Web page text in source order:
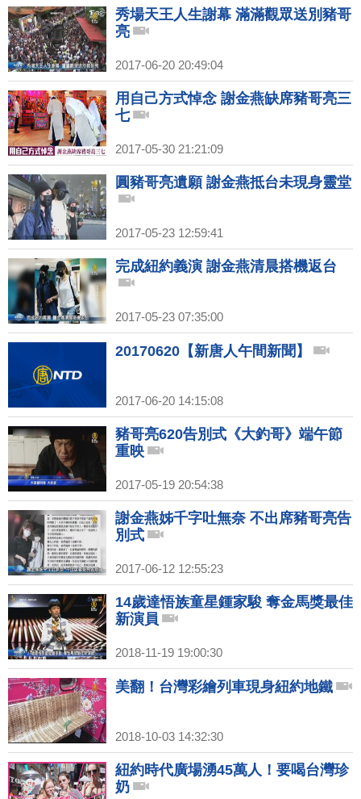
秀場天王人生謝幕 滿滿觀眾送別豬哥
亮
2017-06-20 20:49:04
用自己方式悼念 謝金燕缺席豬哥亮三
七
2017-05-30 21:21:09
圓豬哥亮遺願 謝金燕抵台未現身靈堂
2017-05-23 12:59:41
完成紐約義演 謝金燕清晨搭機返台
2017-05-23 07:35:00
20170620【新唐人午間新聞】
2017-06-20 14:15:08
豬哥亮620告別式《大釣哥》端午節
重映
2017-05-19 20:54:38
謝金燕姊千字吐無奈 不出席豬哥亮告
別式
2017-06-12 12:55:23
14歲達悟族童星鍾家駿 奪金馬獎最佳
新演員
2018-11-19 19:00:30
美翻！台灣彩繪列車現身紐約地鐵
2018-10-03 14:32:30
紐約時代廣場湧45萬人！要喝台灣珍
奶